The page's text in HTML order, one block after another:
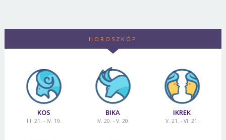
HOROSZKÓP
KOS
III. 21. - IV. 19.
BIKA
IV. 20. - V. 20.
IKREK
V. 21. - VI. 21.